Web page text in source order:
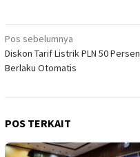
Navigasi
pos
Pos sebelumnya
Diskon Tarif Listrik PLN 50 Persen
Berlaku Otomatis
POS TERKAIT